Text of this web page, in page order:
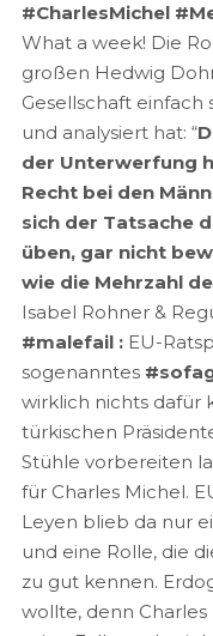
#CharlesMichel
What a week! Die
großen Hedwig
Gesellschaft einfach
und analysiert hat: “
der Unterwerfung
Recht bei den
sich der Tatsache
üben, gar nicht
wie die Mehrzahl
Isabel Rohner &
#malefail :EU-
sogenanntes
wirklich nichts dafür
türkischen
Stühle vorbereiten
für Charles Michel.
Leyen blieb da nur
und eine Rolle, die
zu gut kennen.
wollte, denn